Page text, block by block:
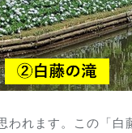
れます。この「